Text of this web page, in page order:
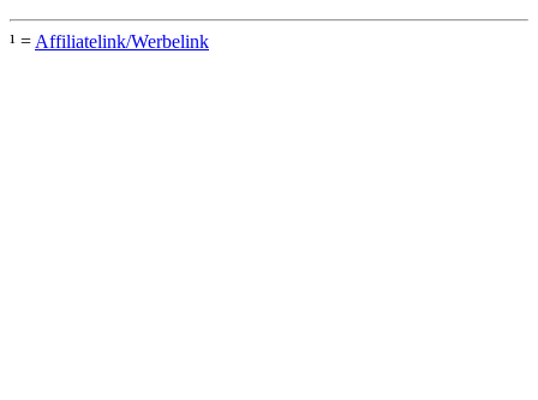
¹ = Affiliatelink/Werbelink